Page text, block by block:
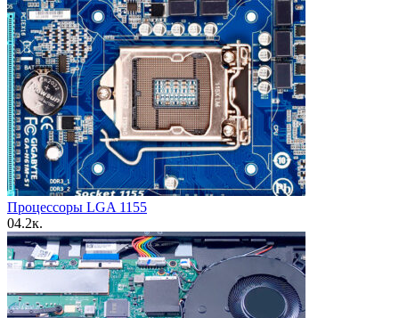
Процессоры LGA 1155
04.2к.